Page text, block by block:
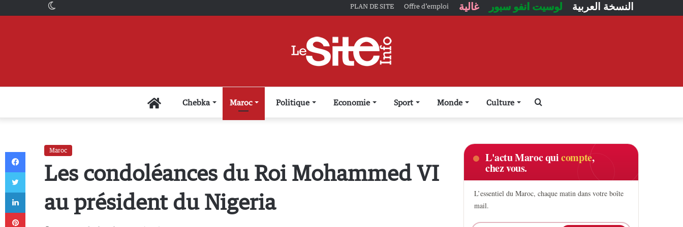
PLAN DE SITE Offre d’emploi غالية لوسيت انفو سبور النسخة العربية
AccueilChebka Maroc Politique Economie Sport Monde Culture
Maroc
Les condoléances du Roi Mohammed VI
au président du Nigeria
L'actu Maroc quicompte,
chez vous.
L’essentiel du Maroc, chaque matin dans votre boîte
mail.
Facebook